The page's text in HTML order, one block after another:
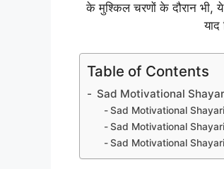
के मुश्किल चरणों के दौरान भी,
याद
Table of Contents
Sad Motivational
Sad Motivational
Sad Motivational
Sad Motivational